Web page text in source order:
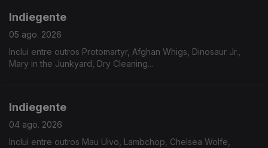
Indiegente
05 ago. 2026
Inclui entre outros Protomartyr, Afghan Whigs, Dinosaur Jr.,
Mary in the Junkyard, Dry Cleaning...
Indiegente
04 ago. 2026
Inclui entre outros Mau Uivo, Lambchop, Chelsea Wolfe,